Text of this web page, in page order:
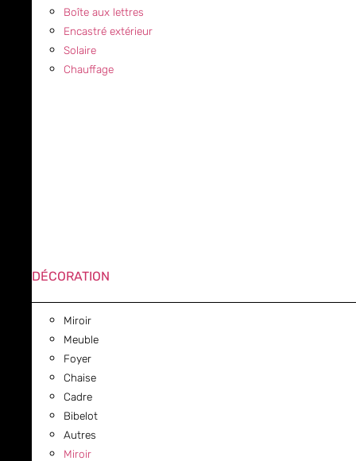
Boîte aux lettres
Encastré extérieur
Solaire
Chauffage
DÉCORATION
Miroir
Meuble
Foyer
Chaise
Cadre
Bibelot
Autres
Miroir